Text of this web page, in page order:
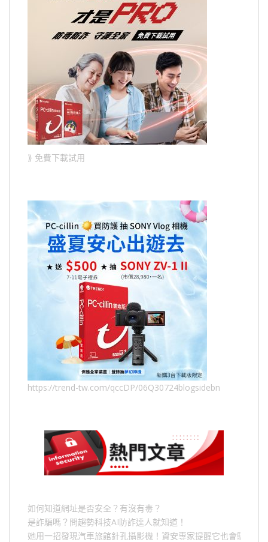
⟫ 免費下載試用
https://trend-tw.com/qccDP/06Q30724blogsidebn
如何知道網址是否安全？有沒有毒？
是詐騙嗎？問趨勢科技AI防詐達人就知道！
她用一招發現汽車旅館針孔攝影機！資安專家提醒它也會駭人成